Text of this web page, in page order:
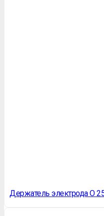
Держатель электрода O